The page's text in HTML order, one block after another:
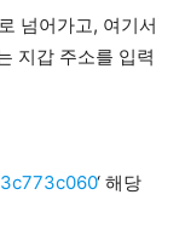
넘어가고, 여기서
지갑 주소를 입력
‘ 해당